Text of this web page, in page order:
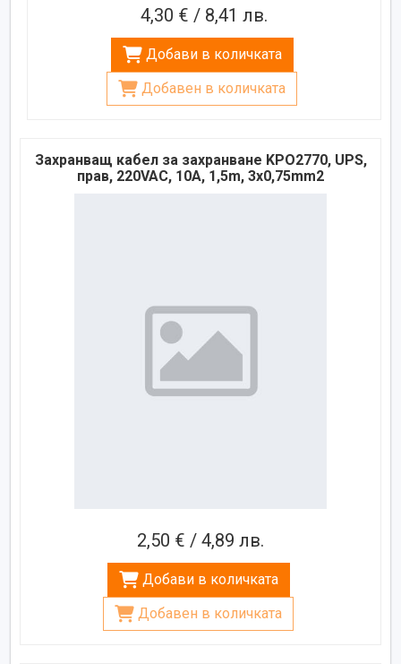
4,30 € / 8,41 лв.
Добави в количката
Добавен в количката
Захранващ кабел за захранване KPO2770, UPS,
прав, 220VAC, 10A, 1,5m, 3x0,75mm2
2,50 € / 4,89 лв.
Добави в количката
Добавен в количката